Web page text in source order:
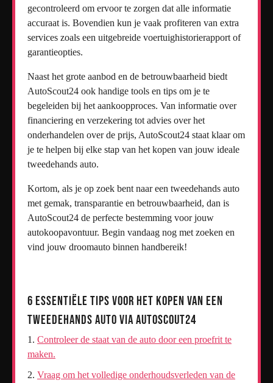
gecontroleerd om ervoor te zorgen dat alle informatie
accuraat is. Bovendien kun je vaak profiteren van extra
services zoals een uitgebreide voertuighistorierapport of
garantieopties.
Naast het grote aanbod en de betrouwbaarheid biedt
AutoScout24 ook handige tools en tips om je te
begeleiden bij het aankoopproces. Van informatie over
financiering en verzekering tot advies over het
onderhandelen over de prijs, AutoScout24 staat klaar om
je te helpen bij elke stap van het kopen van jouw ideale
tweedehands auto.
Kortom, als je op zoek bent naar een tweedehands auto
met gemak, transparantie en betrouwbaarheid, dan is
AutoScout24 de perfecte bestemming voor jouw
autokoopavontuur. Begin vandaag nog met zoeken en
vind jouw droomauto binnen handbereik!
6 Essentiële Tips voor het Kopen van een
Tweedehands Auto via AutoScout24
Controleer de staat van de auto door een proefrit te
maken.
Vraag om het volledige onderhoudsverleden van de